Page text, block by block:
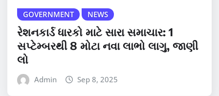
GOVERNMENT NEWS
રેશનકાર્ડ ધારકો માટે સારા સમાચાર: 1
સપ્ટેમ્બરથી 8 મોટા નવા લાભો લાગુ, જાણી
લો
Admin Sep 8, 2025